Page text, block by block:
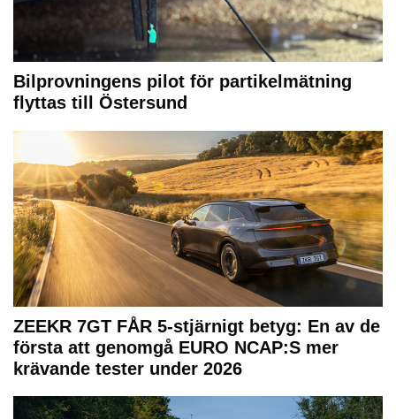
Bilprovningens pilot för partikelmätning
flyttas till Östersund
ZEEKR 7GT FÅR 5-stjärnigt betyg: En av de
första att genomgå EURO NCAP:S mer
krävande tester under 2026